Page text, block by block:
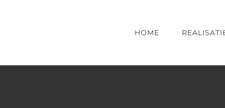
HOME